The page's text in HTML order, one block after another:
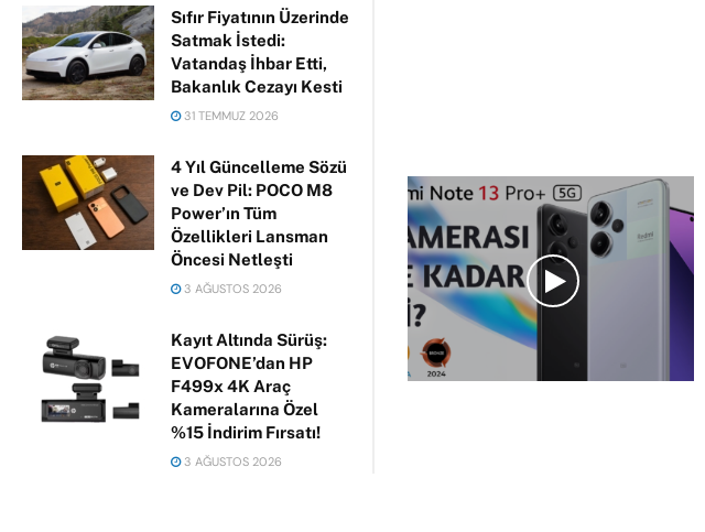
Sıfır Fiyatının Üzerinde
Satmak İstedi:
Vatandaş İhbar Etti,
Bakanlık Cezayı Kesti
31 TEMMUZ 2026
4 Yıl Güncelleme Sözü
ve Dev Pil: POCO M8
Power’ın Tüm
Özellikleri Lansman
Öncesi Netleşti
3 AĞUSTOS 2026
Kayıt Altında Sürüş:
EVOFONE’dan HP
F499x 4K Araç
Kameralarına Özel
%15 İndirim Fırsatı!
3 AĞUSTOS 2026